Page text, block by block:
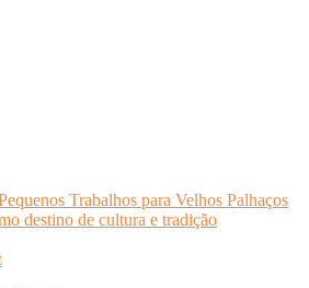
Trabalhos para Velhos Palhaços
destino de cultura e tradição